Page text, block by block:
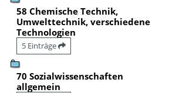
58 Chemische Technik,
Umwelttechnik, verschiedene
Technologien
5 Einträge
70 Sozialwissenschaften
allgemein